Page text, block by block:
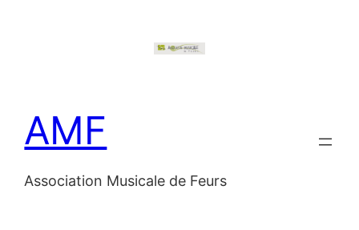
AMF
Association Musicale de Feurs